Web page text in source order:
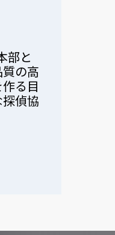
部と
の高
る目
偵協